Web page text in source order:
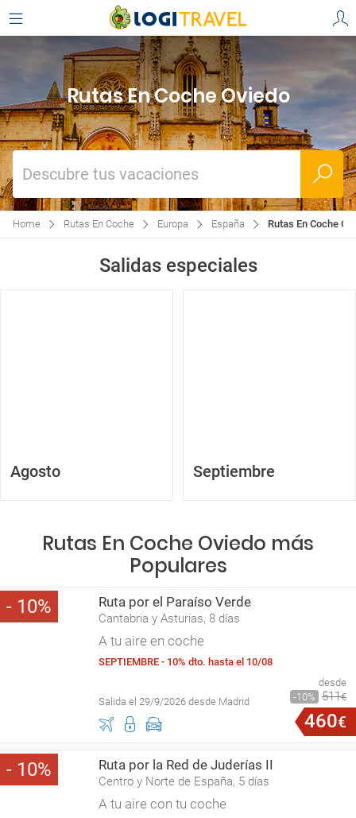
Rutas En Coche Oviedo
Descubre tus vacaciones
Home Rutas En Coche Europa España Rutas En Coche
Salidas especiales
Agosto Septiembre
Rutas En Coche Oviedo más
Populares
10 Ruta por el Paraíso Verde
Cantabria y Asturias, 8 días
A tu aire en coche
SEPTIEMBRE - 10% dto. hasta el 10/08
Salida el 29/9/2026 desde Madrid
desde
10
511€
460€
10 Ruta por la Red de Juderías II
Centro y Norte de España, 5 días
A tu aire con tu coche